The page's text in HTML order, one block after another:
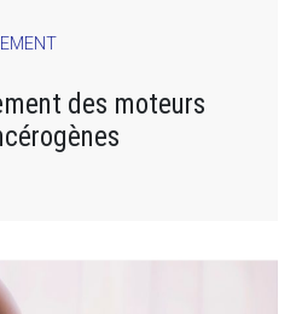
des moteurs